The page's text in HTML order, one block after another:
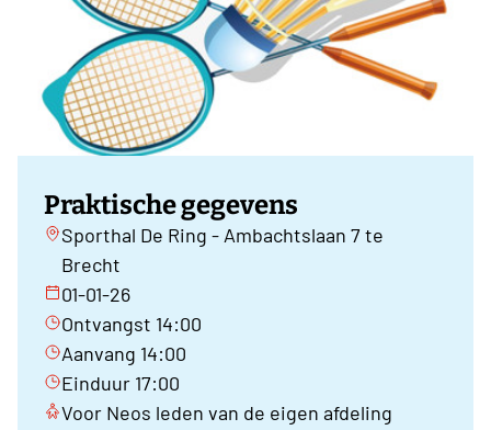
Praktische gegevens
Sporthal De Ring - Ambachtslaan 7 te
Brecht
01-01-26
Ontvangst 14:00
Aanvang 14:00
Einduur 17:00
Voor Neos leden van de eigen afdeling